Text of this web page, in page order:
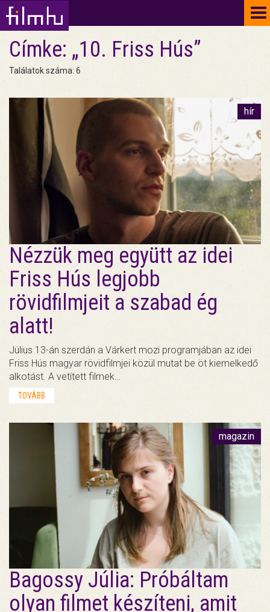
Címke: „10. Friss Hús”
Találatok száma: 6
hír
Nézzük meg együtt az idei
Friss Hús legjobb
rövidfilmjeit a szabad ég
alatt!
Július 13-án szerdán a Várkert mozi programjában az idei
Friss Hús magyar rövidfilmjei közül mutat be öt kiemelkedő
alkotást. A vetített filmek…
TOVÁBB
magazin
Bagossy Júlia: Próbáltam
olyan filmet készíteni, amit